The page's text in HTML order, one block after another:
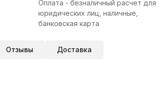
Оплата - безналичный расчет для
юридических лиц, наличные,
банковская карта
Отзывы Доставка